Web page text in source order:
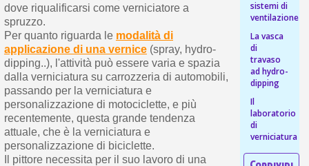
dove riqualificarsi come verniciatore a
spruzzo.
Per quanto riguarda le modalità di
applicazione di una vernice(spray, hydro-
dipping..), l'attività può essere varia e spazia
dalla verniciatura su carrozzeria di automobili,
passando per la verniciatura e
personalizzazione di motociclette, e più
recentemente, questa grande tendenza
attuale, che è la verniciatura e
personalizzazione di biciclette.
Il pittore necessita per il suo lavoro di una
sistemi di
ventilazione
La vasca
di
travaso
ad hydro-
dipping
Il
laboratorio
di
verniciatura